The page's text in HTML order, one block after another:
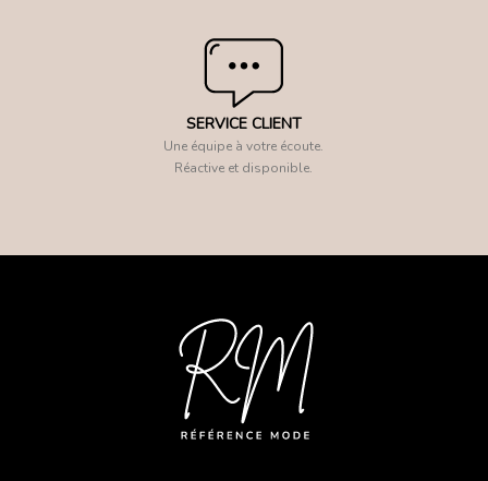
SERVICE CLIENT
Une équipe à votre écoute.
Réactive et disponible.